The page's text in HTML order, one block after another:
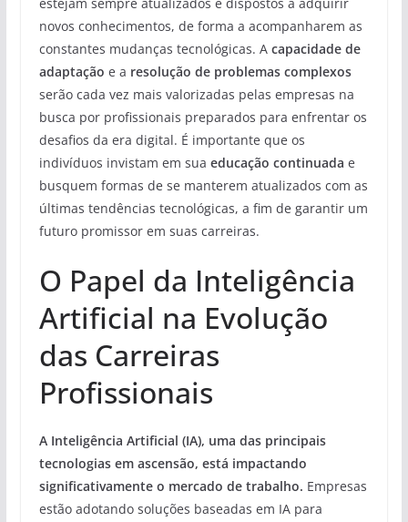
novos conhecimentos, de forma a acompanharem as
constantes mudanças tecnológicas. A capacidade de
adaptação e a resolução de problemas complexos
serão cada vez mais valorizadas pelas empresas na
busca por profissionais preparados para enfrentar os
desafios da era digital. É importante que os
indivíduos invistam em sua educação continuada e
busquem formas de se manterem atualizados com as
últimas tendências tecnológicas, a fim de garantir um
futuro promissor em suas carreiras.
O Papel da Inteligência
Artificial na Evolução
das Carreiras
Profissionais
A Inteligência Artificial (IA), uma das principais
tecnologias em ascensão, está impactando
significativamente o mercado de trabalho. Empresas
estão adotando soluções baseadas em IA para